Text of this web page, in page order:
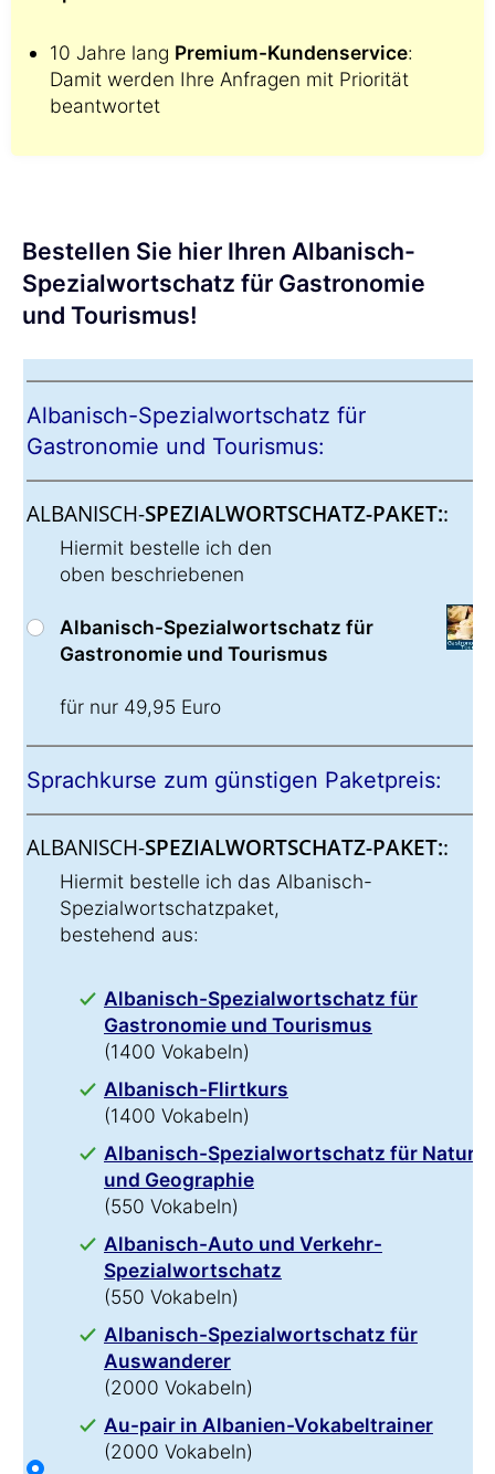
10 Jahre lang Premium-Kundenservice:
Damit werden Ihre Anfragen mit Priorität
beantwortet
Bestellen Sie hier Ihren Albanisch-
Spezialwortschatz für Gastronomie
und Tourismus!
Albanisch-Spezialwortschatz für
Gastronomie und Tourismus:
ALBANISCH-SPEZIALWORTSCHATZ-PAKET::
Hiermit bestelle ich den
oben beschriebenen
Albanisch-Spezialwortschatz für
Gastronomie und Tourismus
für nur 49,95 Euro
Sprachkurse zum günstigen Paketpreis:
ALBANISCH-SPEZIALWORTSCHATZ-PAKET::
Hiermit bestelle ich das Albanisch-
Spezialwortschatzpaket,
bestehend aus:
Albanisch-Spezialwortschatz für
Gastronomie und Tourismus
(1400 Vokabeln)
Albanisch-Flirtkurs
(1400 Vokabeln)
Albanisch-Spezialwortschatz für Natur
und Geographie
(550 Vokabeln)
Albanisch-Auto und Verkehr-
Spezialwortschatz
(550 Vokabeln)
Albanisch-Spezialwortschatz für
Auswanderer
(2000 Vokabeln)
Au-pair in Albanien-Vokabeltrainer
(2000 Vokabeln)